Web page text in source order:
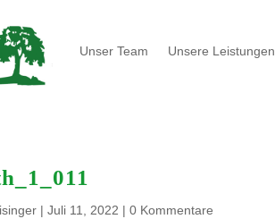
Unser Team Unsere Leistungen
|Juli 11, 2022 |0 Kommentare